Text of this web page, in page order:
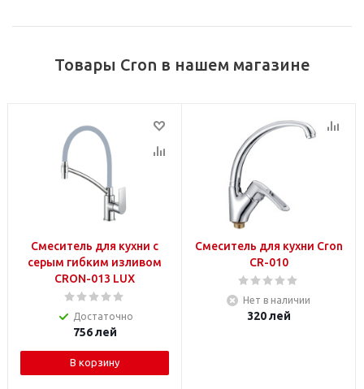
Товары Cron в нашем магазине
Смеситель для кухни с
серым гибким изливом
CRON-013 LUX
Достаточно
756лей
В корзину
Смеситель для кухни Cron
CR-010
Нет в наличии
320лей